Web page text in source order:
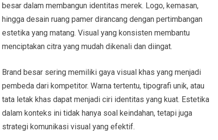
besar dalam membangun identitas merek. Logo, kemasan,
hingga desain ruang pamer dirancang dengan pertimbangan
estetika yang matang. Visual yang konsisten membantu
menciptakan citra yang mudah dikenali dan diingat.
Brand besar sering memiliki gaya visual khas yang menjadi
pembeda dari kompetitor. Warna tertentu, tipografi unik, atau
tata letak khas dapat menjadi ciri identitas yang kuat. Estetika
dalam konteks ini tidak hanya soal keindahan, tetapi juga
strategi komunikasi visual yang efektif.